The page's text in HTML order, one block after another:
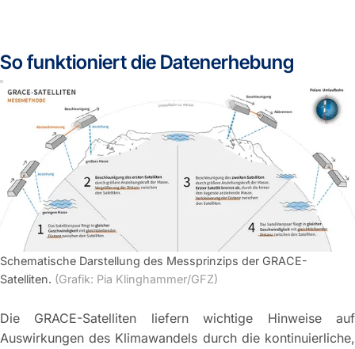
So funktioniert die Datenerhebung
Schematische Darstellung des Messprinzips der GRACE-
Satelliten. (Grafik: Pia Klinghammer/GFZ)
Die GRACE-Satelliten liefern wichtige Hinweise auf
Auswirkungen des Klimawandels durch die kontinuierliche,